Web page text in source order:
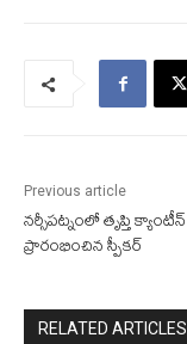
Previous article
నర్సీపట్నంలో తృప్తి క్యాంటీన్
ప్రారంభించిన స్పీకర్
RELATED ARTICLES